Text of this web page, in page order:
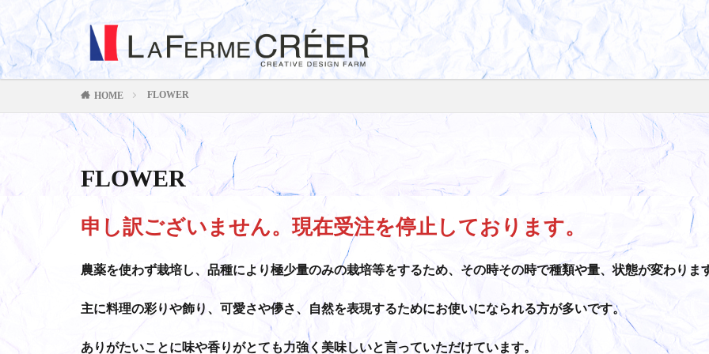
HOME FLOWER
FLOWER
申し訳ございません。現在受注を停止しております。
農薬を使わず栽培し、品種により極少量のみの栽培等をするため、その時その時で種類や量、状態が変わりま
主に料理の彩りや飾り、可愛さや儚さ、自然を表現するためにお使いになられる方が多いです。
ありがたいことに味や香りがとても力強く美味しいと言っていただけています。